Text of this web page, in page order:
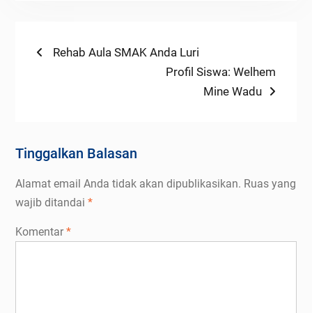
Navigasi
Previous
Rehab Aula SMAK Anda Luri
Next
Profil Siswa: Welhem
Mine Wadu
Tinggalkan Balasan
Alamat email Anda tidak akan dipublikasikan. Ruas yang
wajib ditandai *
Komentar*